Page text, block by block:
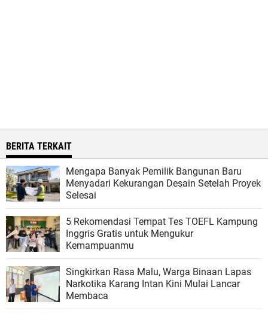
BERITA TERKAIT
Mengapa Banyak Pemilik Bangunan Baru
Menyadari Kekurangan Desain Setelah Proyek
Selesai
5 Rekomendasi Tempat Tes TOEFL Kampung
Inggris Gratis untuk Mengukur
Kemampuanmu
Singkirkan Rasa Malu, Warga Binaan Lapas
Narkotika Karang Intan Kini Mulai Lancar
Membaca